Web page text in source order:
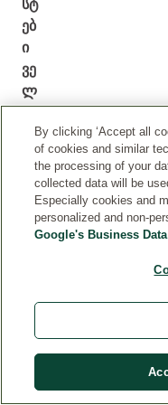
სტ
ებ
ი
ვე
ლ
ას
კა
ნი
მკ
ვი
ვე
By clicking ‘Accept all
of cookies and similar
the processing of your
collected data will be
Especially cookies and
personalized and non-
Google's Business